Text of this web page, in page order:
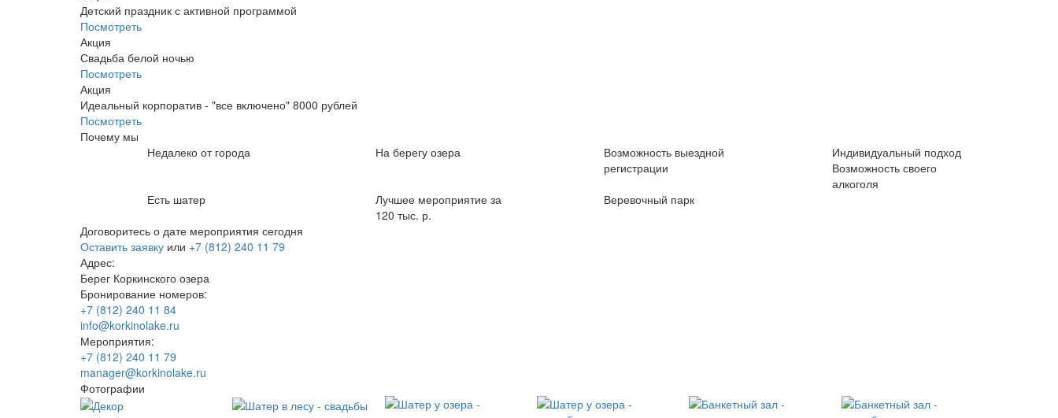
Детский праздник с активной программой
Посмотреть
Акция
Свадьба белой ночью
Посмотреть
Акция
Идеальный корпоратив - "все включено" 8000 рублей
Посмотреть
Почему мы
Недалекоот города На берегуозера Возможность выездной
регистрации
Индивидуальный подход
Возможность своего
алкоголя
Есть шатер
Лучшее мероприятие за
120 тыс. р.
Веревочный парк
Договоритесь о дате мероприятия сегодня
Оставить заявку или +7 (812) 240 11 79
Адрес:
Берег Коркинского озера
Бронирование номеров:
+7 (812) 240 11 84
info@korkinolake.ru
Мероприятия:
+7 (812) 240 11 79
manager@korkinolake.ru
Фотографии